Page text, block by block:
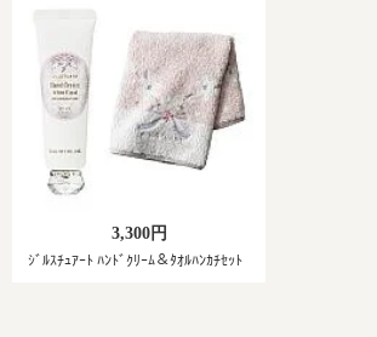
3,300円
ｼﾞﾙｽﾁｭｱｰﾄ ﾊﾝﾄﾞｸﾘｰﾑ＆ﾀｵﾙﾊﾝｶﾁｾｯﾄ